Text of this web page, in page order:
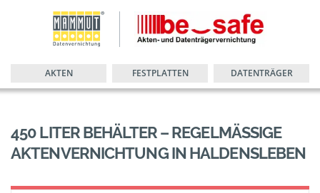
AKTEN FESTPLATTEN DATENTRÄGER
450 LITER BEHÄLTER – REGELMÄSSIGE A
KTENVERNICHTUNG IN HALDENSLEBEN